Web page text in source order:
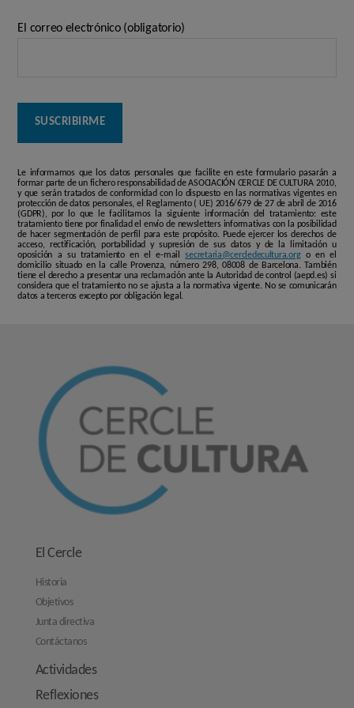
El correo electrónico (obligatorio)
Le informamos que los datos personales que facilite en este formulario pasarán a
formar parte de un fichero responsabilidad de ASOCIACIÓN CERCLE DE CULTURA 2010,
y que serán tratados de conformidad con lo dispuesto en las normativas vigentes en
protección de datos personales, el Reglamento ( UE) 2016/679 de 27 de abril de 2016
(GDPR), por lo que le facilitamos la siguiente información del tratamiento: este
tratamiento tiene por finalidad el envío de newsletters informativas con la posibilidad
de hacer segmentación de perfil para este propósito. Puede ejercer los derechos de
acceso, rectificación, portabilidad y supresión de sus datos y de la limitación u
oposición a su tratamiento en el e-mailsecretaria@cercledecultura.orgo en el
domicilio situado en la calle Provenza, número 298, 08008 de Barcelona. También
tiene el derecho a presentar una reclamación ante la Autoridad de control (aepd.es) si
considera que el tratamiento no se ajusta a la normativa vigente. No se comunicarán
datos a terceros excepto por obligación legal.
El Cercle
Historia
Objetivos
Junta directiva
Contáctanos
Actividades
Reflexiones